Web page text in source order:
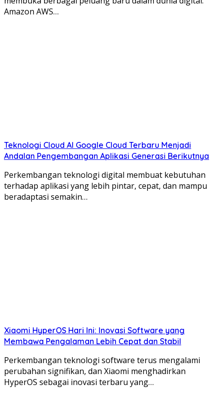
Amazon AWS…
Teknologi Cloud AI Google Cloud Terbaru Menjadi
Andalan Pengembangan Aplikasi Generasi Berikutnya
Perkembangan teknologi digital membuat kebutuhan
terhadap aplikasi yang lebih pintar, cepat, dan mampu
beradaptasi semakin…
Xiaomi HyperOS Hari Ini: Inovasi Software yang
Membawa Pengalaman Lebih Cepat dan Stabil
Perkembangan teknologi software terus mengalami
perubahan signifikan, dan Xiaomi menghadirkan
HyperOS sebagai inovasi terbaru yang…